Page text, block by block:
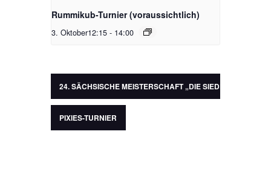
Rummikub-Turnier (voraussichtlich)
3. Oktober12:15 - 14:00
24. SÄCHSISCHE MEISTERSCHAFT „DIE SIEDLER VON
PIXIES-TURNIER